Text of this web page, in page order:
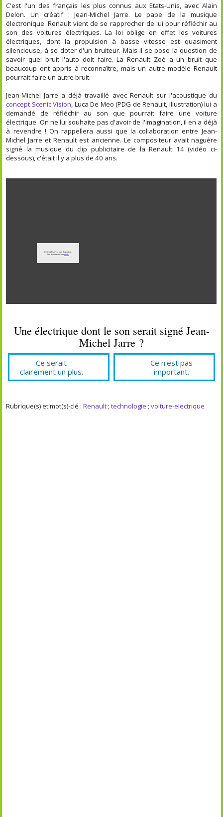
C'est l'un des français les plus connus aux Etats-Unis, avec Alain
Delon. Un créatif : Jean-Michel Jarre. Le pape de la musique
électronique. Renault vient de se rapprocher de lui pour réfléchir au
son des voitures électriques. La loi oblige en effet les voitures
électriques, dont la propulsion à basse vitesse est quasiment
silencieuse, à se doter d'un bruiteur. Mais il se pose la question de
savoir quel bruit l'auto doit faire. La Renault Zoé a un bruit que
beaucoup ont appris à reconnaître, mais un autre modèle Renault
pourrait faire un autre bruit.
Jean-Michel Jarre a déjà travaillé avec Renault sur l'acoustique du
concept Scenic Vision, Luca De Meo (PDG de Renault, illustration) lui a
demandé de réfléchir au son que pourrait faire une voiture
électrique. On ne lui souhaite pas d'avoir de l'imagination, il en a déjà
à revendre ! On rappellera aussi que la collaboration entre Jean-
Michel Jarre et Renault est ancienne. Le compositeur avait naguère
signé la musique du clip publicitaire de la Renault 14 (vidéo ci-
dessous), c'était il y a plus de 40 ans.
Une électrique dont le son serait signé Jean-
Michel Jarre ?
Ce serait
clairement un plus.
Ce n'est pas
important.
Rubrique(s) et mot(s)-clé :Renault;technologie ;voiture-electrique